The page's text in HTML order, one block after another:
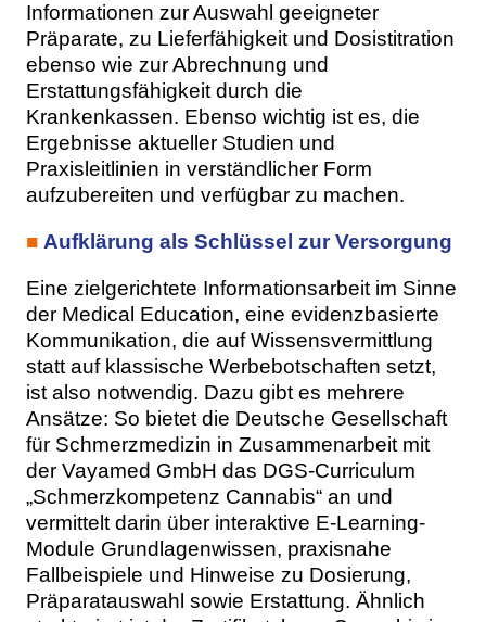
Informationen zur Auswahl geeigneter
Präparate, zu Lieferfähigkeit und Dosistitration
ebenso wie zur Abrechnung und
Erstattungsfähigkeit durch die
Krankenkassen. Ebenso wichtig ist es, die
Ergebnisse aktueller Studien und
Praxisleitlinien in verständlicher Form
aufzubereiten und verfügbar zu machen.
■ Aufklärung als Schlüssel zur Versorgung
Eine zielgerichtete Informationsarbeit im Sinne
der Medical Education, eine evidenzbasierte
Kommunikation, die auf Wissensvermittlung
statt auf klassische Werbebotschaften setzt,
ist also notwendig. Dazu gibt es mehrere
Ansätze: So bietet die Deutsche Gesellschaft
für Schmerzmedizin in Zusammenarbeit mit
der Vayamed GmbH das DGS-Curriculum
„Schmerzkompetenz Cannabis“ an und
vermittelt darin über interaktive E-Learning-
Module Grundlagenwissen, praxisnahe
Fallbeispiele und Hinweise zu Dosierung,
Präparatauswahl sowie Erstattung. Ähnlich